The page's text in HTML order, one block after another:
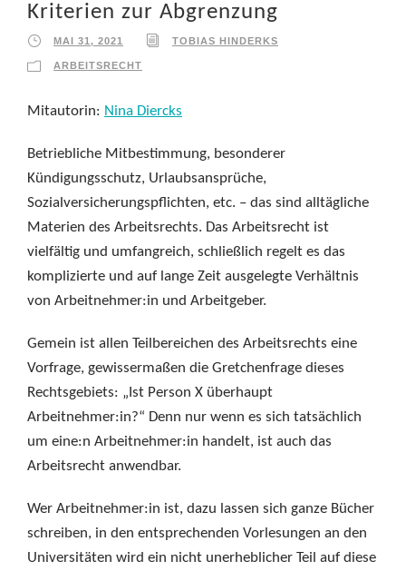
Kriterien zur Abgrenzung
MAI 31, 2021 TOBIAS HINDERKS
ARBEITSRECHT
Mitautorin: Nina Diercks
Betriebliche Mitbestimmung, besonderer
Kündigungsschutz, Urlaubsansprüche,
Sozialversicherungspflichten, etc. – das sind alltägliche
Materien des Arbeitsrechts. Das Arbeitsrecht ist
vielfältig und umfangreich, schließlich regelt es das
komplizierte und auf lange Zeit ausgelegte Verhältnis
von Arbeitnehmer:in und Arbeitgeber.
Gemein ist allen Teilbereichen des Arbeitsrechts eine
Vorfrage, gewissermaßen die Gretchenfrage dieses
Rechtsgebiets: „Ist Person X überhaupt
Arbeitnehmer:in?“ Denn nur wenn es sich tatsächlich
um eine:n Arbeitnehmer:in handelt, ist auch das
Arbeitsrecht anwendbar.
Wer Arbeitnehmer:in ist, dazu lassen sich ganze Bücher
schreiben, in den entsprechenden Vorlesungen an den
Universitäten wird ein nicht unerheblicher Teil auf diese